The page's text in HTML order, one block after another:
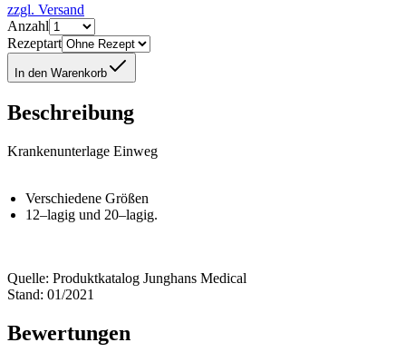
zzgl. Versand
Anzahl
Rezeptart
In den Warenkorb
Beschreibung
Krankenunterlage Einweg
Verschiedene Größen
12–lagig und 20–lagig.
Quelle: Produktkatalog Junghans Medical
Stand: 01/2021
Bewertungen